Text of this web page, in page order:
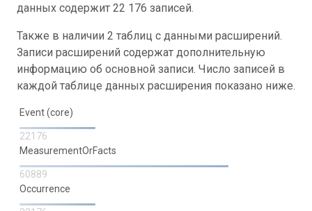
данных содержит 22 176 записей.
Также в наличии 2 таблиц с данными расширений.
Записи расширений содержат дополнительную
информацию об основной записи. Число записей в
каждой таблице данных расширения показано ниже.
Event (core)
22176
MeasurementOrFacts
60889
Occurrence